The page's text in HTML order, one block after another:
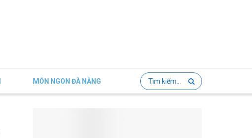
MÓN NGON ĐÀ NẴNG